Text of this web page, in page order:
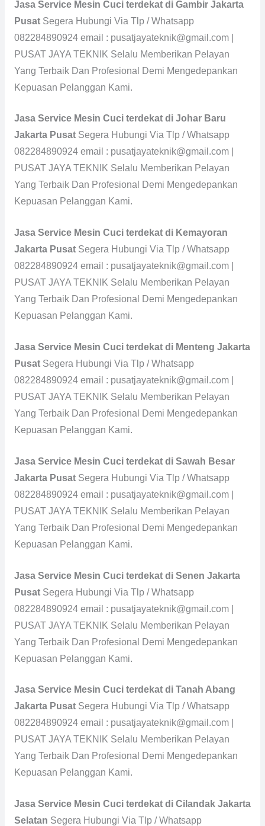
Jasa Service Mesin Cuci terdekat di Gambir Jakarta
Pusat Segera Hubungi Via Tlp / Whatsapp
082284890924 email : pusatjayateknik@gmail.com |
PUSAT JAYA TEKNIK Selalu Memberikan Pelayan
Yang Terbaik Dan Profesional Demi Mengedepankan
Kepuasan Pelanggan Kami.
Jasa Service Mesin Cuci terdekat di Johar Baru
Jakarta Pusat Segera Hubungi Via Tlp / Whatsapp
082284890924 email : pusatjayateknik@gmail.com |
PUSAT JAYA TEKNIK Selalu Memberikan Pelayan
Yang Terbaik Dan Profesional Demi Mengedepankan
Kepuasan Pelanggan Kami.
Jasa Service Mesin Cuci terdekat di Kemayoran
Jakarta Pusat Segera Hubungi Via Tlp / Whatsapp
082284890924 email : pusatjayateknik@gmail.com |
PUSAT JAYA TEKNIK Selalu Memberikan Pelayan
Yang Terbaik Dan Profesional Demi Mengedepankan
Kepuasan Pelanggan Kami.
Jasa Service Mesin Cuci terdekat di Menteng Jakarta
Pusat Segera Hubungi Via Tlp / Whatsapp
082284890924 email : pusatjayateknik@gmail.com |
PUSAT JAYA TEKNIK Selalu Memberikan Pelayan
Yang Terbaik Dan Profesional Demi Mengedepankan
Kepuasan Pelanggan Kami.
Jasa Service Mesin Cuci terdekat di Sawah Besar
Jakarta Pusat Segera Hubungi Via Tlp / Whatsapp
082284890924 email : pusatjayateknik@gmail.com |
PUSAT JAYA TEKNIK Selalu Memberikan Pelayan
Yang Terbaik Dan Profesional Demi Mengedepankan
Kepuasan Pelanggan Kami.
Jasa Service Mesin Cuci terdekat di Senen Jakarta
Pusat Segera Hubungi Via Tlp / Whatsapp
082284890924 email : pusatjayateknik@gmail.com |
PUSAT JAYA TEKNIK Selalu Memberikan Pelayan
Yang Terbaik Dan Profesional Demi Mengedepankan
Kepuasan Pelanggan Kami.
Jasa Service Mesin Cuci terdekat di Tanah Abang
Jakarta Pusat Segera Hubungi Via Tlp / Whatsapp
082284890924 email : pusatjayateknik@gmail.com |
PUSAT JAYA TEKNIK Selalu Memberikan Pelayan
Yang Terbaik Dan Profesional Demi Mengedepankan
Kepuasan Pelanggan Kami.
Jasa Service Mesin Cuci terdekat di Cilandak Jakarta
Selatan Segera Hubungi Via Tlp / Whatsapp